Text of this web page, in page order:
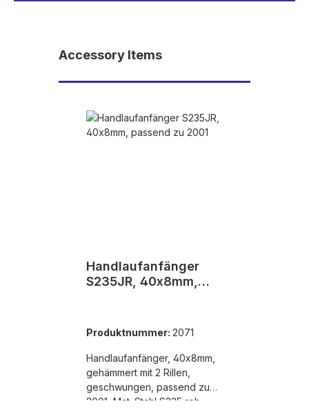
Produktgalerie überspringen
Accessory Items
Handlaufanfänger
S235JR, 40x8mm,
Produktnummer: 2071
Handlaufanfänger, 40x8mm,
gehämmert mit 2 Rillen,
geschwungen, passend zu
2001, Mat. Stahl S235 roh